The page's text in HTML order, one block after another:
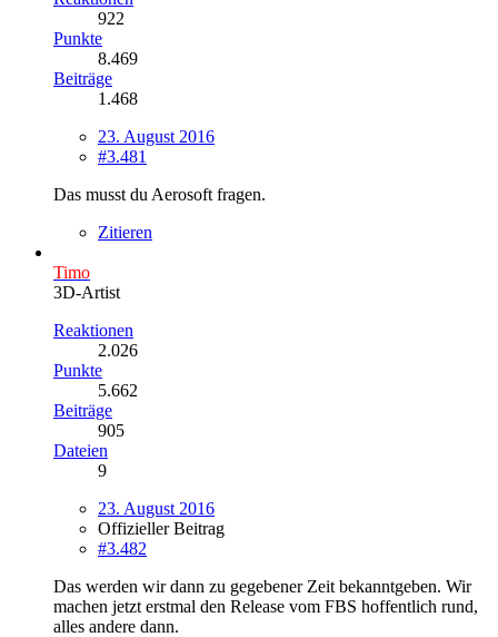
922
Punkte
8.469
Beiträge
1.468
23. August 2016
#3.481
Das musst du Aerosoft fragen.
Zitieren
Timo
3D-Artist
Reaktionen
2.026
Punkte
5.662
Beiträge
905
Dateien
9
23. August 2016
Offizieller Beitrag
#3.482
Das werden wir dann zu gegebener Zeit bekanntgeben. Wir
machen jetzt erstmal den Release vom FBS hoffentlich rund,
alles andere dann.